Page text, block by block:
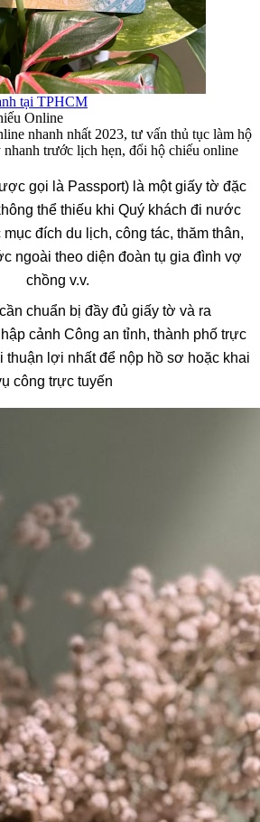
tại TPHCM
Online
nhanh nhất 2023, tư vấn thủ tục làm hộ
trước lịch hẹn, đổi hộ chiếu online
gọi là Passport) là một giấy tờ đặc
thể thiếu khi Quý khách đi nước
đích du lịch, công tác, thăm thân,
ngoài theo diện đoàn tụ gia đình vợ
chồng v.v.
chuẩn bị đầy đủ giấy tờ và ra
cảnh Công an tỉnh, thành phố trực
lợi nhất để nộp hồ sơ hoặc khai
công trực tuyến